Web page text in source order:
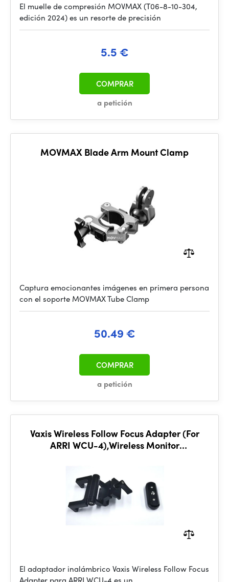
El muelle de compresión MOVMAX (T06-8-10-304,
edición 2024) es un resorte de precisión
5.5 €
a petición
COMPRAR
MOVMAX Blade Arm Mount Clamp
Captura emocionantes imágenes en primera persona
con el soporte MOVMAX Tube Clamp
50.49 €
a petición
COMPRAR
Vaxis Wireless Follow Focus Adapter (For
ARRI WCU-4),Wireless Monitor
El adaptador inalámbrico Vaxis Wireless Follow Focus